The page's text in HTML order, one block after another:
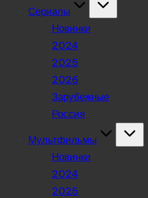
Сериалы
Новинки
2024
2025
2026
Зарубежные
Россия
Мультфильмы
Новинки
2024
2025